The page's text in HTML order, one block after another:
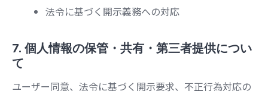
法令に基づく開示義務への対応
7. 個人情報の保管・共有・第三者提供につい
て
ユーザー同意、法令に基づく開示要求、不正行為対応の